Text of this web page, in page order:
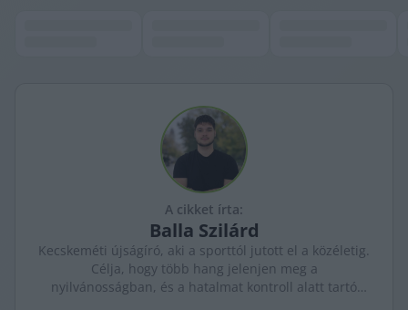
A cikket írta:
Balla Szilárd
Kecskeméti újságíró, aki a sporttól jutott el a közéletig.
Célja, hogy több hang jelenjen meg a
nyilvánosságban, és a hatalmat kontroll alatt tartó